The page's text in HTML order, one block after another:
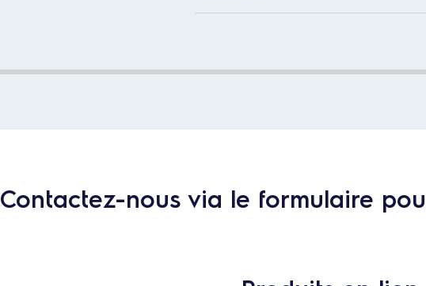
Contactez-nous via le formulaire